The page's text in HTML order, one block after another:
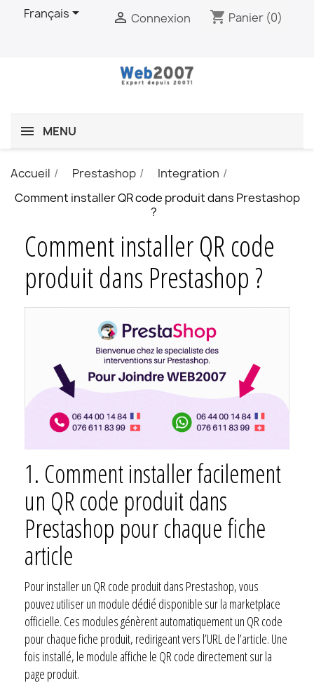
Français  Connexion shopping_cart Panier (0)
MENU
Accueil Prestashop
Integration
Comment installer QR code produit dans Prestashop
?
Comment installer QR code
produit dans Prestashop ?
1. Comment installer facilement
un QR code produit dans
Prestashop pour chaque fiche
article
Pour installer un QR code produit dans Prestashop, vous
pouvez utiliser un module dédié disponible sur la marketplace
officielle. Ces modules génèrent automatiquement un QR code
pour chaque fiche produit, redirigeant vers l’URL de l’article. Une
fois installé, le module affiche le QR code directement sur la
page produit.